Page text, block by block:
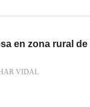
en zona rural de
VIDAL